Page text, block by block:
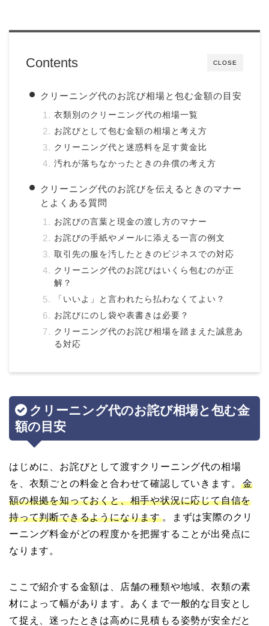
CLOSE
Contents
クリーニング代のお詫び相場と包む金額の目安
衣類別のクリーニング代の相場一覧
お詫びとして包む金額の相場と考え方
クリーニング代と迷惑料を足す黄金比
汚れが落ちなかったときの弁償の考え方
クリーニング代のお詫びを伝えるときのマナー
とよくある質問
お詫びの言葉と現金の渡し方のマナー
お詫びの手紙やメールに添える一言の例文
取引先の服を汚したときのビジネスでの対応
クリーニング代のお詫びはいくら包むのが正
解？
「いいよ」と言われたら払わなくてよい？
お詫びにのし袋や表書きは必要？
クリーニング代のお詫び相場を踏まえた誠意あ
る対応
クリーニング代のお詫び相場と包む金
額の目安
はじめに、お詫びとして渡すクリーニング代の相場
を、衣類ごとの料金と合わせて確認していきます。金
額の根拠を知っておくと、相手や状況に応じて自信を
持って判断できるようになります 。まずは実際のクリ
ーニング料金がどの程度かを把握することが出発点に
なります。
ここで紹介する金額は、店舗の種類や地域、衣類の素
材によって幅があります。あくまで一般的な目安とし
て捉え、迷ったときは高めに見積もる姿勢が安全だと